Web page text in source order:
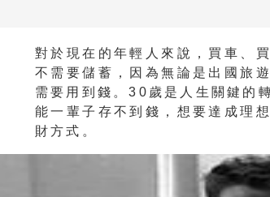
對於現在的年輕人來說，買車、
不需要儲蓄，因為無論是出國旅
需要用到錢。30歲是人生關鍵的
能一輩子存不到錢，想要達成理
財方式。